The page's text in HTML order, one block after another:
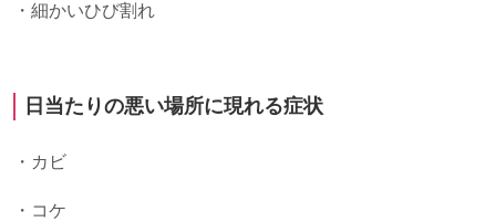
・細かいひび割れ
日当たりの悪い場所に現れる症状
・カビ
・コケ